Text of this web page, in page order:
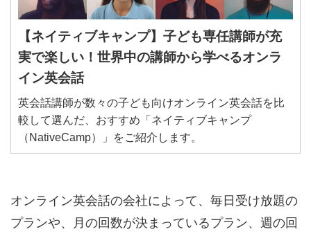
【ネイティブキャンプ】子ども専任講師が充
実で楽しい！世界中の講師から学べるオンラ
イン英会話
英会話講師が数々の子ども向けオンライン英会話を比
較して選んだ、おすすめ「ネイティブキャンプ
（NativeCamp）」をご紹介します。
オンライン英会話の会社によって、毎日受け放題の
プランや、月の回数が決まっているプラン、週の回